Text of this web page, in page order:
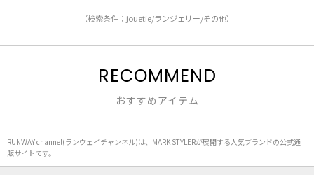
（検索条件：jouetie/ランジェリー/その他）
RECOMMEND
おすすめアイテム
RUNWAY channel(ランウェイチャンネル)は、MARK STYLERが展開する人気ブランドの公式通
販サイトです。